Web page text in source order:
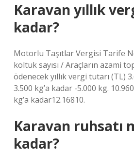
Karavan yıllık
kadar?
Motorlu Taşıtlar Vergisi Tarife
koltuk sayısı / Araçların azami
ödenecek yıllık vergi tutarı (TL)
3.500 kg’a kadar -5.000 kg.
kg’a kadar12.16810.
Karavan ruhsatı
kadar?